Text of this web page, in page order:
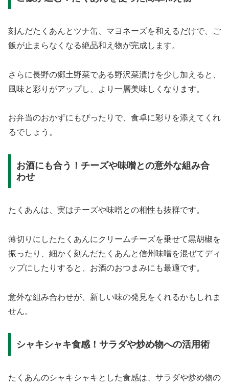
刻んだたくあんとツナ缶、マヨネーズを和えるだけで、ご
飯が止まらなくなる絶品和え物が完成します。
さらに長野の郷土野菜である野沢菜漬けを少し加えると、
風味と彩りがアップし、より一層美味しくなります。
お弁当のおかずにもぴったりで、食卓に彩りを添えてくれ
るでしょう。
お酒にも合う！チーズや味噌との意外な組み合
わせ
たくあんは、実はチーズや味噌との相性も抜群です。
薄切りにしたたくあんにクリームチーズを乗せて黒胡椒を
振ったり、細かく刻んだたくあんと信州味噌を混ぜてディ
ップにしたりすると、お酒のおつまみにも最適です。
意外な組み合わせが、新しい味の発見をくれるかもしれま
せん。
シャキシャキ食感！サラダや炒め物への活用術
たくあんのシャキシャキとした食感は、サラダや炒め物の